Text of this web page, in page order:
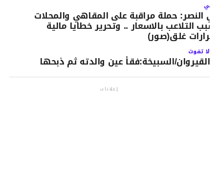
النصر: حملة مراقبة على المقاهي والمحلات
التلاعب بالاسعار .. وتحرير خطايا مالية
غلق(صور)
لا تفوت
القيروان/السبيخة:فقأ عين والدته ثم ذبحها
إعلانات